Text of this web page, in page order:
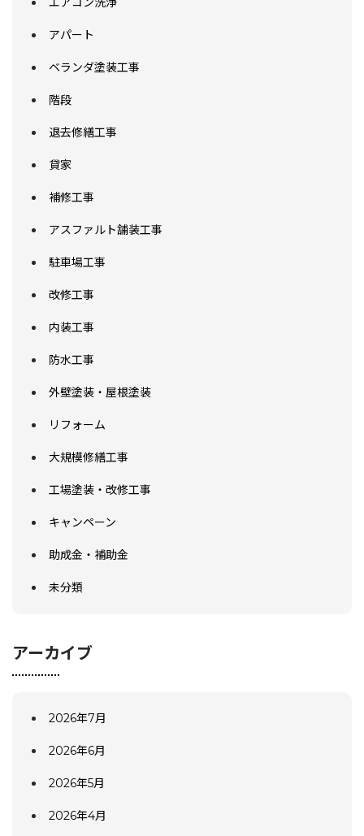
アパート
ベランダ塗装工事
階段
退去修繕工事
貸家
補修工事
アスファルト舗装工事
駐車場工事
改修工事
内装工事
防水工事
外壁塗装・屋根塗装
リフォーム
大規模修繕工事
工場塗装・改修工事
キャンペーン
助成金・補助金
未分類
アーカイブ
2026年7月
2026年6月
2026年5月
2026年4月